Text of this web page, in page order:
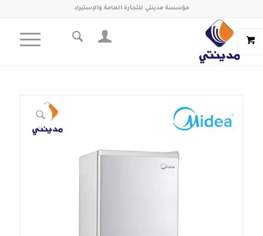
مؤسسة مدينتي للتجارة العامة والإستيراد